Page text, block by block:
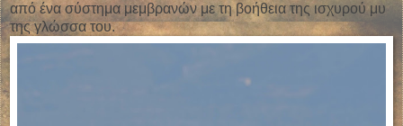
από ένα σύστημα μεμβρανών με τη βοήθεια της ισχυρού μυ
της γλώσσα του.